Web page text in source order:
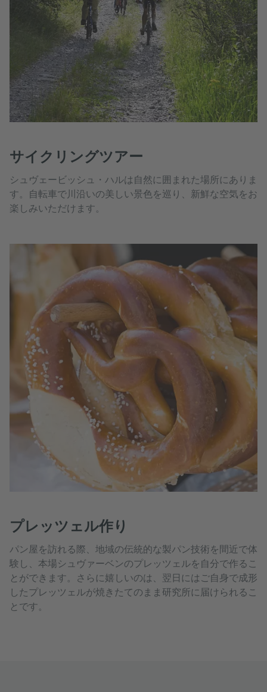
サイクリングツアー
シュヴェービッシュ・ハルは自然に囲まれた場所にありま
す。自転車で川沿いの美しい景色を巡り、新鮮な空気をお
楽しみいただけます。
プレッツェル作り
パン屋を訪れる際、地域の伝統的な製パン技術を間近で体
験し、本場シュヴァーベンのプレッツェルを自分で作るこ
とができます。さらに嬉しいのは、翌日にはご自身で成形
したプレッツェルが焼きたてのまま研究所に届けられるこ
とです。